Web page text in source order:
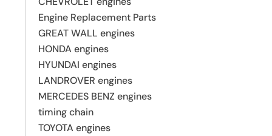
Engine Replacement Parts
GREAT WALL engines
HONDA engines
HYUNDAI engines
LANDROVER engines
MERCEDES BENZ engines
timing chain
TOYOTA engines